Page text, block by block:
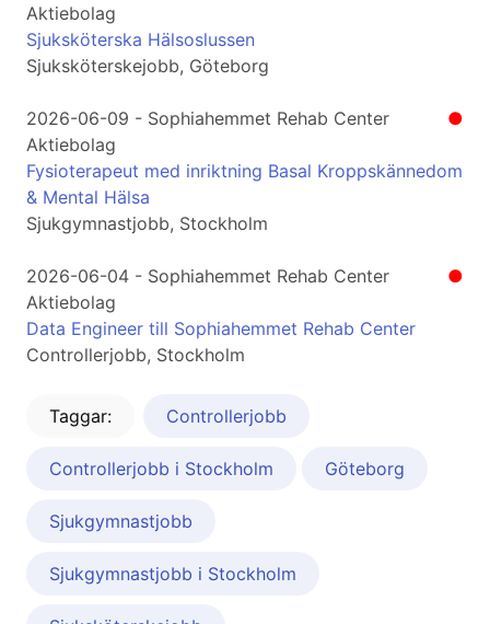
Aktiebolag
Sjuksköterska Hälsoslussen
Sjuksköterskejobb, Göteborg
●
2026-06-09 - Sophiahemmet Rehab Center
Aktiebolag
Fysioterapeut med inriktning Basal Kroppskännedom
& Mental Hälsa
Sjukgymnastjobb, Stockholm
●
2026-06-04 - Sophiahemmet Rehab Center
Aktiebolag
Data Engineer till Sophiahemmet Rehab Center
Controllerjobb, Stockholm
Taggar: Controllerjobb
Controllerjobb i Stockholm Göteborg
Sjukgymnastjobb
Sjukgymnastjobb i Stockholm